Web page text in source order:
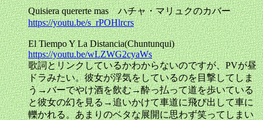
Quisiera quererte mas ハチャ・マリュクのカバー
https://youtu.be/s_rPOHlrcrs
El Tiempo Y La Distancia(Chuntunqui)
https://youtu.be/wLZWG2cyaWs
歌詞とリンクしているかわからないのですが、PVが昼
ドラみたい。彼女が浮気をしているのを目撃してしま
う→バーでやけ酒を飲む→酔っ払って道を歩いている
と彼女の幻を見る→追いかけて車道に飛び出して車に
轢かれる。あまりのベタな展開に思わず笑ってしまい